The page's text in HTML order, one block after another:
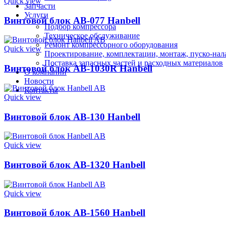
Запчасти
Услуги
Подбор компрессора
Техническое обслуживание
Ремонт компрессорного оборудования
Проектирование, комплектации, монтаж, пуско-
Поставка запасных частей и расходных материалов
О компании
Новости
Контакты
Винтовой блок AB-077 Hanbell
Quick view
Винтовой блок AB-1030R Hanbell
Quick view
Винтовой блок AB-130 Hanbell
Quick view
Винтовой блок AB-1320 Hanbell
Quick view
Винтовой блок AB-1560 Hanbell